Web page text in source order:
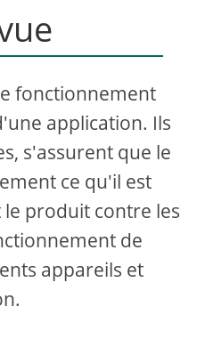
fonctionnement
application. Ils
s'assurent que le
ce qu'il est
produit contre les
de
appareils et